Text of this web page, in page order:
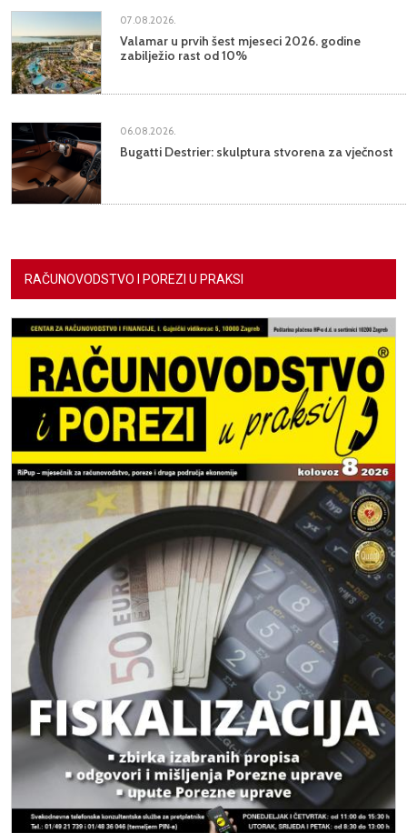
07.08.2026.
Valamar u prvih šest mjeseci 2026. godine
zabilježio rast od 10%
06.08.2026.
Bugatti Destrier: skulptura stvorena za vječnost
RAČUNOVODSTVO I POREZI U PRAKSI